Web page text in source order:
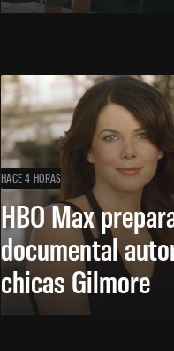
HACE 4 HORAS
HBO Max
documental
chicas Gilmore